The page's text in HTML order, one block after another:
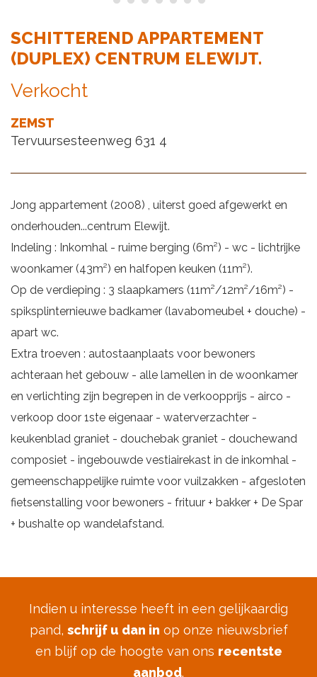
SCHITTEREND APPARTEMENT
(DUPLEX) CENTRUM ELEWIJT.
Verkocht
ZEMST
Tervuursesteenweg 631 4
Jong appartement (2008) , uiterst goed afgewerkt en
onderhouden...centrum Elewijt.
Indeling : Inkomhal - ruime berging (6m²) - wc - lichtrijke
woonkamer (43m²) en halfopen keuken (11m²).
Op de verdieping : 3 slaapkamers (11m²/12m²/16m²) -
spiksplinternieuwe badkamer (lavabomeubel + douche) -
apart wc.
Extra troeven : autostaanplaats voor bewoners
achteraan het gebouw - alle lamellen in de woonkamer
en verlichting zijn begrepen in de verkoopprijs - airco -
verkoop door 1ste eigenaar - waterverzachter -
keukenblad graniet - douchebak graniet - douchewand
composiet - ingebouwde vestiairekast in de inkomhal -
gemeenschappelijke ruimte voor vuilzakken - afgesloten
fietsenstalling voor bewoners - frituur + bakker + De Spar
+ bushalte op wandelafstand.
Indien u interesse heeft in een gelijkaardig
pand, schrijf u dan in op onze nieuwsbrief
en blijf op de hoogte van ons recentste
aanbod.